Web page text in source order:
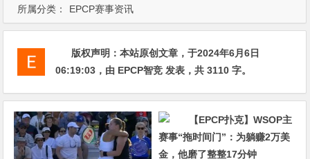
所属分类： EPCP赛事资讯
版权声明：本站原创文章，于2024年6月6日
06:19:03 ，由 EPCP智竞 发表，共 3110 字。